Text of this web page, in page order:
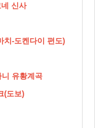
신사
치-도켄다이 편도)
유황계곡
(도보)